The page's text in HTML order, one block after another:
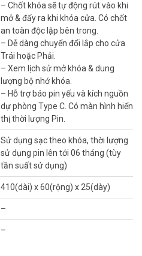
– Chốt khóa sẽ tự động rút vào khi
mở & đẩy ra khi khóa cửa. Có chốt
an toàn độc lập bên trong.
– Dễ dàng chuyển đổi lắp cho cửa
Trái hoặc Phải.
– Xem lịch sử mở khóa & dung
lượng bộ nhớ khóa.
– Hỗ trợ báo pin yếu và kích nguồn
dự phòng Type C. Có màn hình hiển
thị thời lượng Pin.
Sử dụng sạc theo khóa, thời lượng
sử dụng pin lên tới 06 tháng (tùy
tần suất sử dụng)
410(dài) x 60(rộng) x 25(dày)
–
–